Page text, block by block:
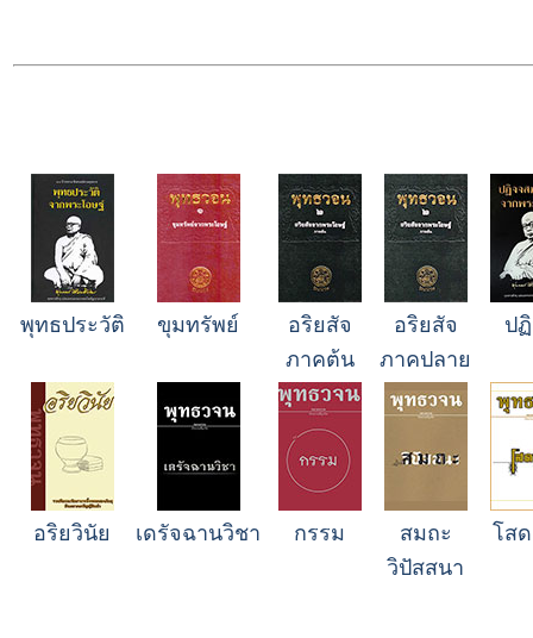
พุทธประวัติ ขุมทรัพย์
อริยสัจ
ภาคต้น
อริยสัจ
ภาคปลาย
ป
อริยวินัย เดรัจฉานวิชา กรรม
สมถะ
วิปัสสนา
โส